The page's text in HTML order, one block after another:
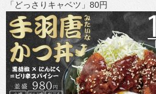
「どっさりキャベツ」80円